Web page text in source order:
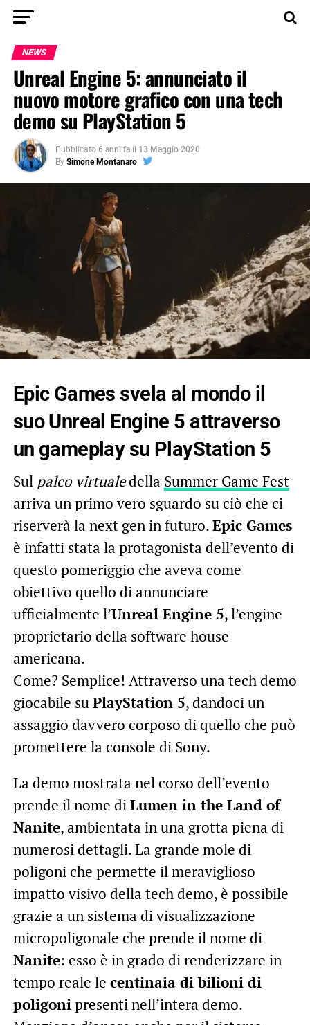
NEWS
Unreal Engine 5: annunciato il
nuovo motore grafico con una tech
demo su PlayStation 5
Pubblicato 6 anni fa il 13 Maggio 2020
By Simone Montanaro
Epic Games svela al mondo il
suo Unreal Engine 5 attraverso
un gameplay su PlayStation 5
Sul palco virtualedella Summer Game Fest
arriva un primo vero sguardo su ciò che ci
riserverà la next gen in futuro.Epic Games
è infatti stata la protagonista dell’evento di
questo pomeriggio che aveva come
obiettivo quello di annunciare
ufficialmente l’Unreal Engine 5, l’engine
proprietario della software house
americana.
Come? Semplice! Attraverso una tech demo
giocabile suPlayStation 5, dandoci un
assaggio davvero corposo di quello che può
promettere la console di Sony.
La demo mostrata nel corso dell’evento
prende il nome diLumen in the Land of
Nanite, ambientata in una grotta piena di
numerosi dettagli. La grande mole di
poligoni che permette il meraviglioso
impatto visivo della tech demo, è possibile
grazie a un sistema di visualizzazione
micropoligonale che prende il nome di
Nanite: esso è in grado di renderizzare in
tempo reale le centinaia di bilioni di
poligonipresenti nell’intera demo.